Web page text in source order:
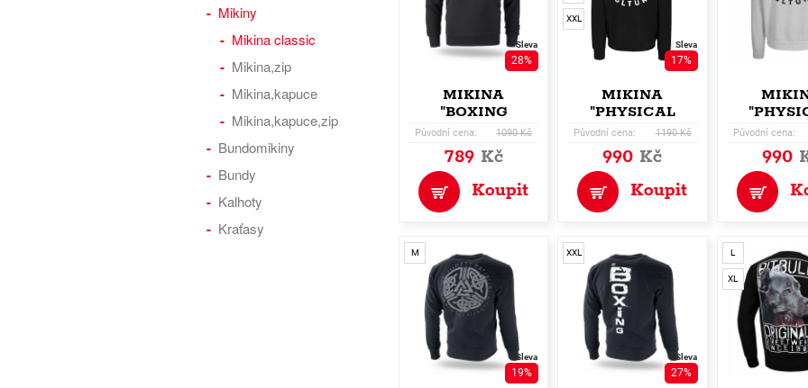
Sleva
28%
MIKINA
"BOXING
UNION"
Původní cena: 1090 Kč
789 Kč
Koupit
XXL
Sleva
17%
MIKINA
"PHYSICAL
CULTURE"
Původní cena: 1190 Kč
990 Kč
Koupit
Původní cena:
990
M
Sleva
19%
XXL
Sleva
27%
L
XL
Mikiny
Mikina classic
Mikina,zip
Mikina,kapuce
Mikina,kapuce,zip
Bundomikiny
Bundy
Kalhoty
Kraťasy